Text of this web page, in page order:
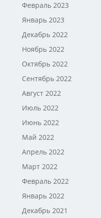
Февраль 2023
Январь 2023
Декабрь 2022
Ноябрь 2022
Октябрь 2022
Сентябрь 2022
Август 2022
Июль 2022
Июнь 2022
Май 2022
Апрель 2022
Март 2022
Февраль 2022
Январь 2022
Декабрь 2021